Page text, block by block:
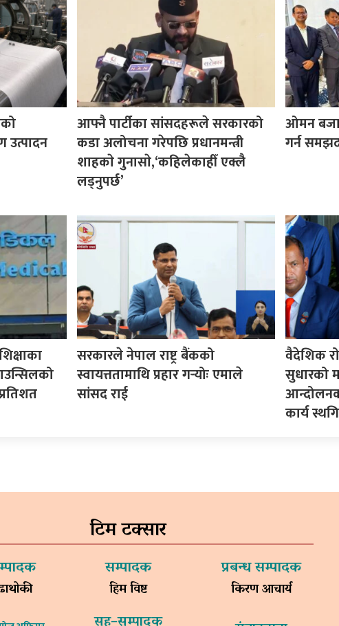
उत्पादन
आफ्नै पार्टीका सांसदहरूले सरकारको
कडा अलोचना गरेपछि प्रधानमन्त्री
शाहकाे गुनासाे,‘कहिलेकाहीँ एक्लै
लड्नुपर्छ’
ओमन
गर्न
सरकारले नेपाल राष्ट्र बैंकको
स्वायत्ततामाथि प्रहार गर्‍योः एमाले
सांसद राई
वैदेशिक
सुधारको
कार्य
टिम टक्सार
सम्पादक
हिम विष्ट
प्रबन्ध सम्पादक
किरण आचार्य